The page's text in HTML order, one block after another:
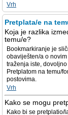
Vrh
Pretplata/e na
Koja je razlika
temu/e?
Bookmarkiranje je
obaviješten/a o
traženja iste,
Pretplatom na temu/
postovima.
Vrh
Kako se mogu
Kako bi se pretplatio/